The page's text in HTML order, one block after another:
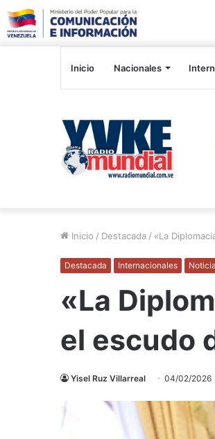
Inicio Nacionales
Inicio / Destacada / «La
Destacada Internacionales
«La
el escudo
Yisel Ruz Villarreal 04/02/2026